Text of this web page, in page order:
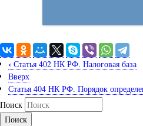
‹ Статья 402 НК РФ. Налоговая база
Вверх
Статья 404 НК РФ. Порядок
Поиск